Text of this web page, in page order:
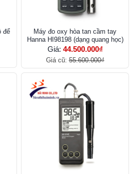
để
Máy đo oxy hòa tan cầm tay
Hanna HI98198 (dạng quang học)
Giá: 44.500.000₫
Giá cũ:55.600.000₫